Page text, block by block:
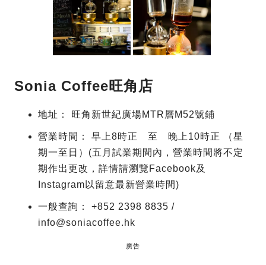
Sonia Coffee旺角店
地址： 旺角新世紀廣場MTR層M52號鋪
營業時間： 早上8時正 至 晚上10時正 （星
期一至日）(五月試業期間內，營業時間將不定
期作出更改，詳情請瀏覽Facebook及
Instagram以留意最新營業時間)
一般查詢： +852 2398 8835 /
info@soniacoffee.hk
廣告